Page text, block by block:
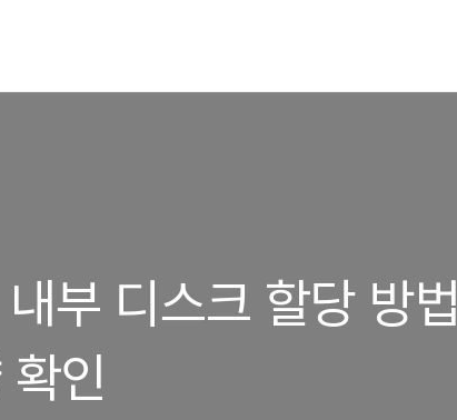
디스크 할당 방법 및
인